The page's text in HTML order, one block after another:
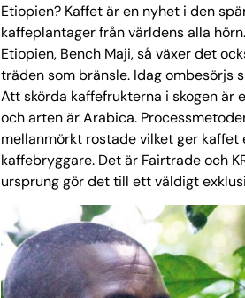
Etiopien? Kaffet är en nyhet i den
kaffeplantager från världens alla
Etiopien, Bench Maji, så växer det
träden som bränsle. Idag ombesörjs
Att skörda kaffefrukterna i skogen är
och arten är Arabica.
mellanmörkt rostade vilket ger kaffet
kaffebryggare. Det är Fairtrade och
ursprung gör det till ett väldigt